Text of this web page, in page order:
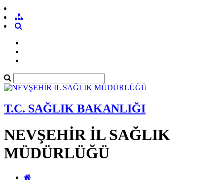
T.C. SAĞLIK BAKANLIĞI
NEVŞEHİR İL SAĞLIK
MÜDÜRLÜĞÜ